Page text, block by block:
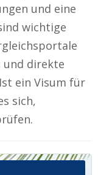
und eine
wichtige
direkte
ein Visum für
sich,